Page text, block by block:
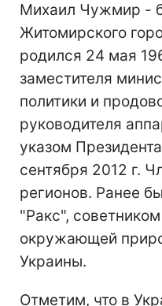
Михаил Чужмир -
Житомирского
родился 24 мая
заместителя
политики и
руководителя
указом
сентября 2012 г.
регионов. Ранее
"Ракс",
окружающей
Украины.
Отметим, что в